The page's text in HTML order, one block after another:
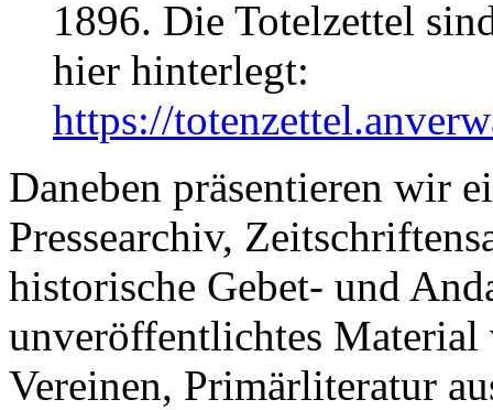
1896. Die Totelzettel
hier hinterlegt:
https://
Daneben präsentieren wir
Pressearchiv,
historische Gebet- und
unveröffentlichtes Material
Vereinen, Primärliteratur